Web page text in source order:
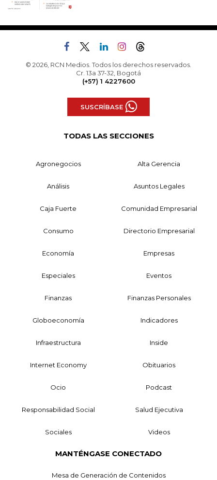
© 2026, RCN Medios. Todos los derechos reservados.
Cr. 13a 37-32, Bogotá
(+57) 1 4227600
SUSCRÍBASE
TODAS LAS SECCIONES
Agronegocios Alta Gerencia
Análisis Asuntos Legales
Caja Fuerte Comunidad Empresarial
Consumo Directorio Empresarial
Economía Empresas
Especiales Eventos
Finanzas Finanzas Personales
Globoeconomía Indicadores
Infraestructura Inside
Internet Economy Obituarios
Ocio Podcast
Responsabilidad Social Salud Ejecutiva
Sociales Videos
MANTÉNGASE CONECTADO
Mesa de Generación de Contenidos